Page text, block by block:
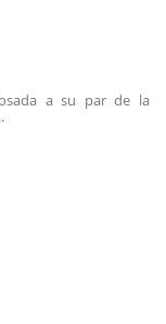
a su par de la